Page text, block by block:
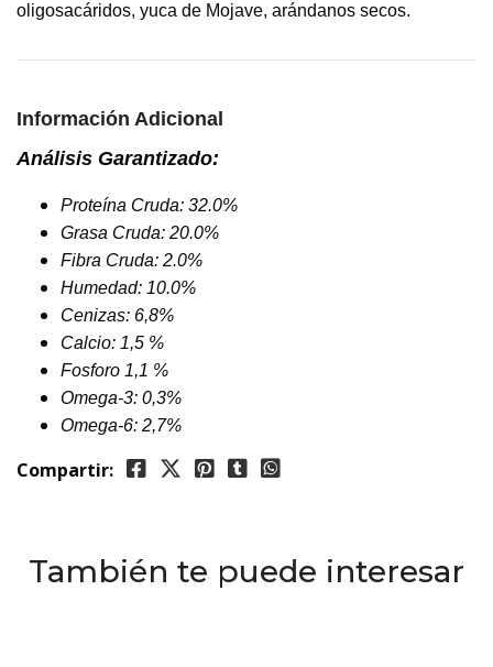
oligosacáridos, yuca de Mojave, arándanos secos.
Información Adicional
Análisis Garantizado:
Proteína Cruda: 32.0%
Grasa Cruda: 20.0%
Fibra Cruda: 2.0%
Humedad: 10.0%
Cenizas: 6,8%
Calcio: 1,5 %
Fosforo 1,1 %
Omega-3: 0,3%
Omega-6: 2,7%
Compartir:
También te puede interesar